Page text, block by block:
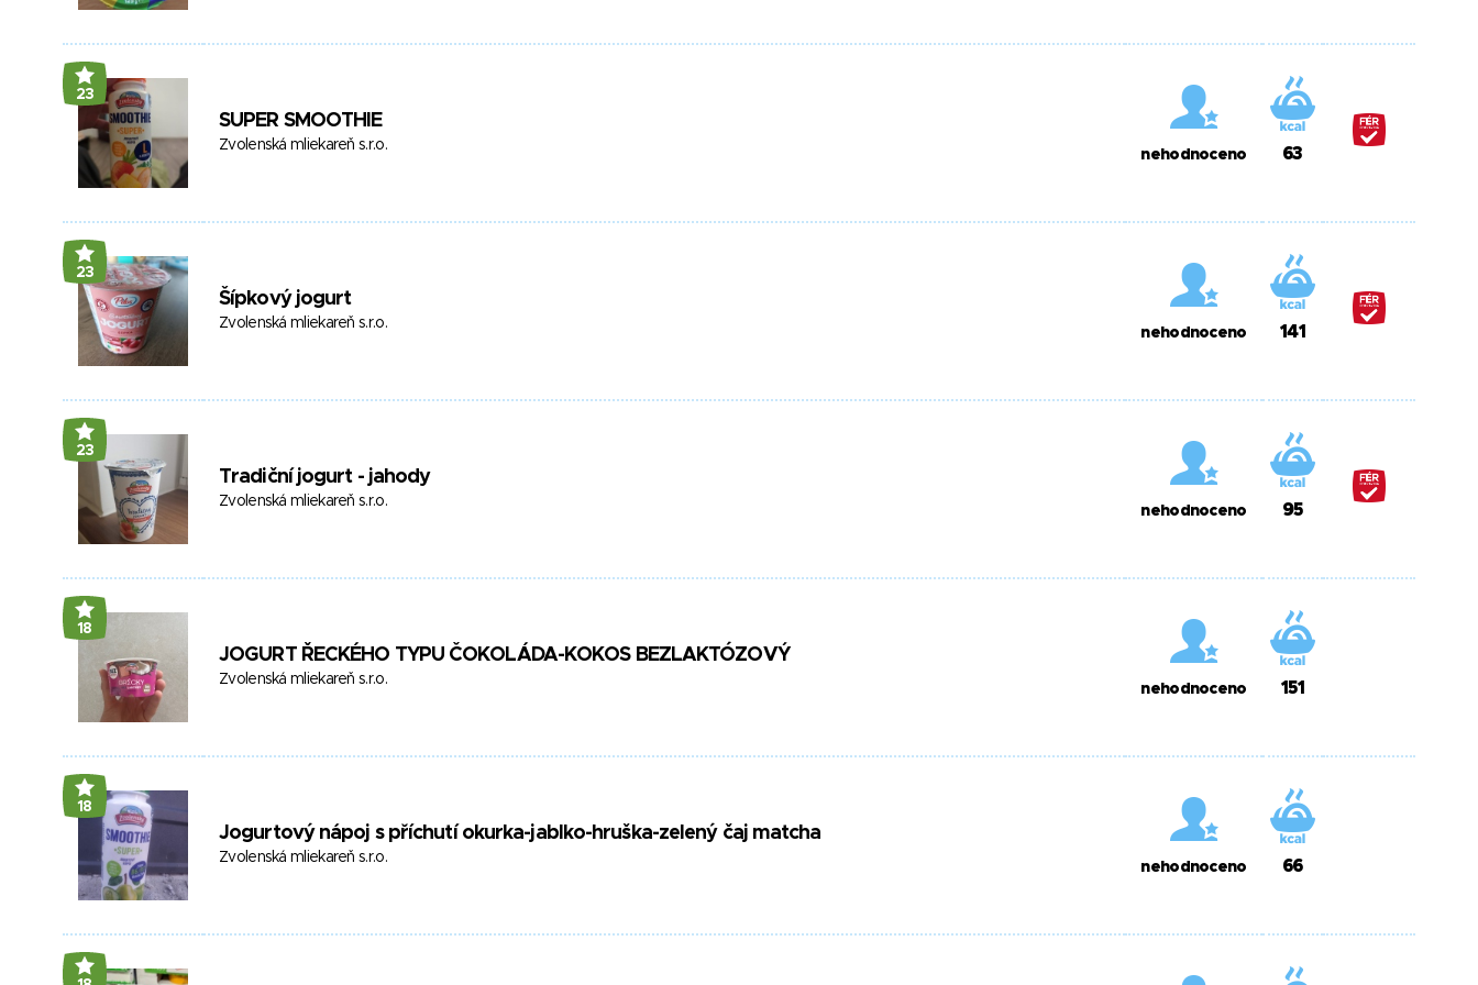
23
SUPER SMOOTHIE
Zvolenská mliekareň s.r.o.
nehodnoceno 63
23
Šípkový jogurt
Zvolenská mliekareň s.r.o.
nehodnoceno 141
23
Tradiční jogurt - jahody
Zvolenská mliekareň s.r.o.
nehodnoceno 95
18
JOGURT ŘECKÉHO TYPU ČOKOLÁDA-KOKOS BEZLAKTÓZOVÝ
Zvolenská mliekareň s.r.o.
nehodnoceno 151
18
Jogurtový nápoj s příchutí okurka-jablko-hruška-zelený čaj matcha
Zvolenská mliekareň s.r.o.
nehodnoceno 66